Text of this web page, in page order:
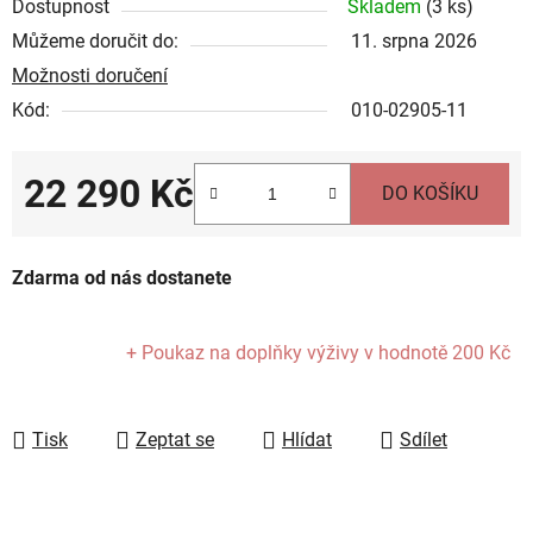
Dostupnost Skladem (3 ks)
Můžeme doručit do:
11. srpna 2026
Možnosti doručení
Kód:
010-02905-11
22 290 Kč DO KOŠÍKU
Zdarma od nás dostanete
+ Poukaz na doplňky výživy v hodnotě 200 Kč
Tisk Zeptat se Hlídat Sdílet